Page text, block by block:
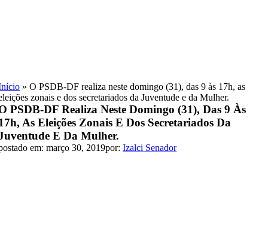
»O PSDB-DF realiza neste domingo (31), das 9 às 17h, as
zonais e dos secretariados da Juventude e da Mulher.
PSDB-DF Realiza Neste Domingo (31), Das 9 Às
As Eleições Zonais E Dos Secretariados Da
E Da Mulher.
em: março 30, 2019por:Izalci Senador